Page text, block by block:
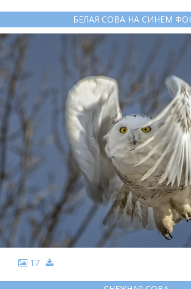
БЕЛАЯ СОВА НА СИНЕМ
17